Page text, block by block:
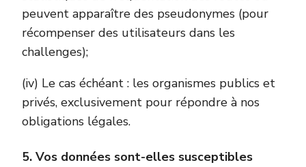
peuvent apparaître des pseudonymes (pour
récompenser des utilisateurs dans les
challenges);
(iv) Le cas échéant : les organismes publics et
privés, exclusivement pour répondre à nos
obligations légales.
5. Vos données sont-elles susceptibles